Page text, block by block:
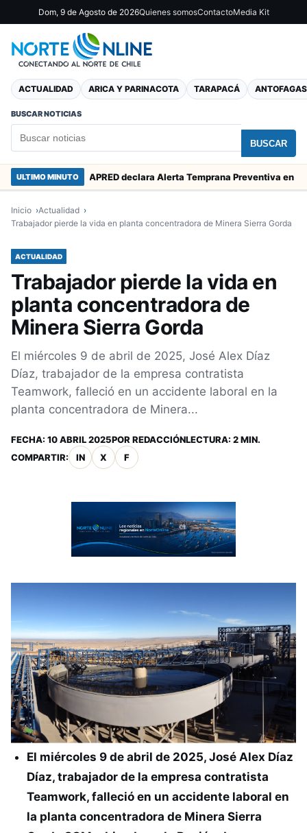
Dom, 9 de Agosto de 2026Quienes somosContactoMedia Kit
ACTUALIDAD ARICA Y PARINACOTA TARAPACÁ
BUSCAR NOTICIAS
BUSCAR
ULTIMO MINUTO SENAPRED declara Alerta Temprana Preventiva en Tarapacá por lluvias, nevadas y tormentas eléctricas
Inicio
Actualidad
Trabajador pierde la vida en planta concentradora de Minera Sierra Gorda
ACTUALIDAD
Trabajador pierde la vida en
planta concentradora de
Minera Sierra Gorda
El miércoles 9 de abril de 2025, José Alex Díaz
Díaz, trabajador de la empresa contratista
Teamwork, falleció en un accidente laboral en la
planta concentradora de Minera...
FECHA: 10 ABRIL 2025POR REDACCIÓNLECTURA: 2 MIN.
COMPARTIR:
IN X F
El miércoles 9 de abril de 2025, José Alex Díaz
Díaz, trabajador de la empresa contratista
Teamwork, falleció en un accidente laboral en
la planta concentradora de Minera Sierra